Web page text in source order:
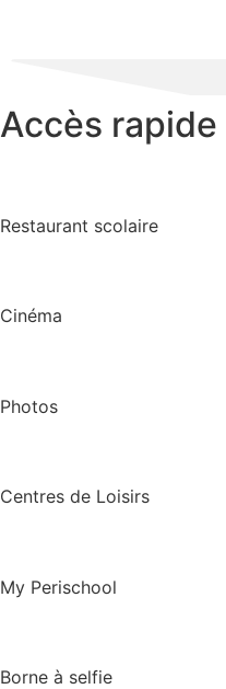
Accès rapide
Restaurant scolaire
Cinéma
Photos
Centres de Loisirs
My Perischool
Borne à selfie